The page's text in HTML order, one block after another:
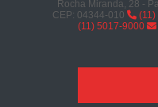
Rocha Miranda, 28 -
CEP: 04344-010
(11)
(11) 5017-9000